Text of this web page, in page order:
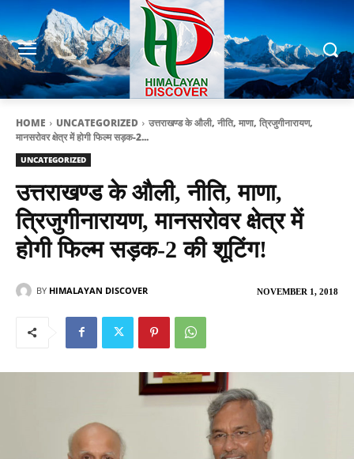
HOME UNCATEGORIZED
उत्तराखण्ड के औली, नीति, माणा, त्रिजुगीनारायण,
मानसरोवर क्षेत्र में होगी फिल्म सड़क-2...
UNCATEGORIZED
उत्तराखण्ड के औली, नीति, माणा,
त्रिजुगीनारायण, मानसरोवर क्षेत्र में
होगी फिल्म सड़क-2 की शूटिंग!
NOVEMBER 1, 2018
BY HIMALAYAN DISCOVER